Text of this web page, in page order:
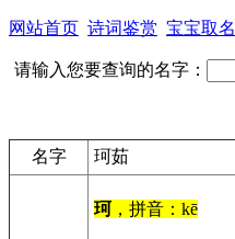
网站首页 诗词鉴赏 宝宝取名
请输入您要查询的名字：
名字 珂茹
珂 ，拼音：kē